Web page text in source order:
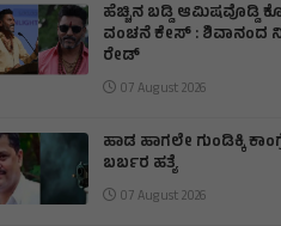
ಹೆಚ್ಚಿನ ಬಡ್ಡಿ ಆಮಿಷವೊಡ್ಡಿ
ವಂಚನೆ ಕೇಸ್ : ಶಿವಾನಂದ
ರೇಡ್
07 August 2026
ಹಾಡ ಹಾಗಲೇ ಗುಂಡಿಕ್ಕಿ
ಬರ್ಬರ ಹತ್ಯೆ
07 August 2026